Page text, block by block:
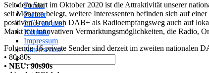
Forum
Partner
Infos an uns!
Kontakt
Impressum
Datenschutz
Seit dem Start im Oktober 2020 ist die Attraktivität unserer
seit Monaten belegt, weitere Interessenten befinden sich auf
positiven Trend von DAB+ als Radioempfangsweg auch auf
Markt mit innovativen Vermarktungsmöglichkeiten, die Radio,
Folgende 16 private Sender sind derzeit im zweiten nationalen
• 80s80s
• NEU: 90s90s